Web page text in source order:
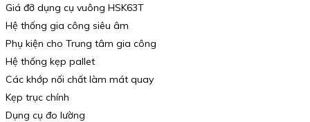
Giá đỡ dụng cụ vuông HSK63T
Hệ thống gia công siêu âm
Phụ kiện cho Trung tâm gia công
Hệ thống kẹp pallet
Các khớp nối chất làm mát quay
Kẹp trục chính
Dụng cụ đo lường